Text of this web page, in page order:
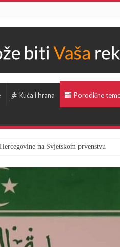
Kuća i hrana Porodične
na Svjetskom prvenstvu